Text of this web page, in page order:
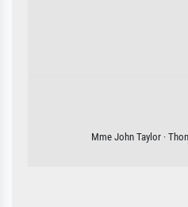
Mme John Taylor ·